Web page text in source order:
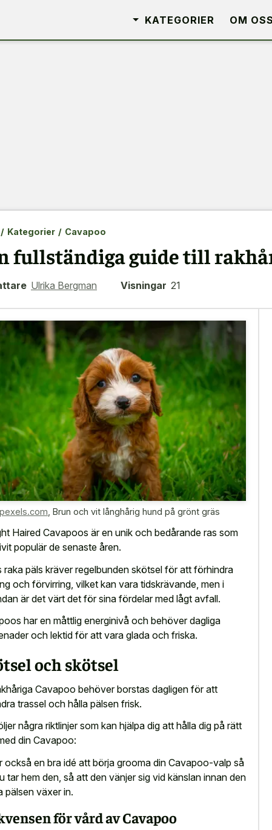
KATEGORIER OM OSS
/ Kategorier / Cavapoo
fullständiga guide till
Ulrika Bergman Visningar 21
pexels.com Brun och vit långhårig hund på grönt gräs
Haired Cavapoos är en unik och bedårande ras som
populär de senaste åren.
raka päls kräver regelbunden skötsel för att förhindra
och förvirring, vilket kan vara tidskrävande, men i
är det värt det för sina fördelar med lågt avfall.
har en måttlig energinivå och behöver dagliga
och lektid för att vara glada och friska.
och skötsel
Cavapoo behöver borstas dagligen för att
trassel och hålla pälsen frisk.
några riktlinjer som kan hjälpa dig att hålla dig på rätt
din Cavapoo:
också en bra idé att börja grooma din Cavapoo-valp så
tar hem den, så att den vänjer sig vid känslan innan den
pälsen växer in.
för vård av Cavapoo